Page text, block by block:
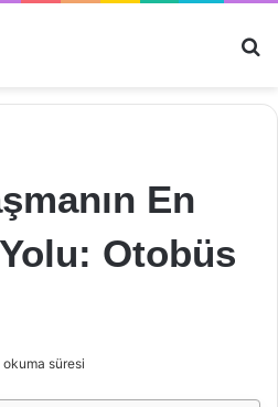
En
Otobüs
süresi